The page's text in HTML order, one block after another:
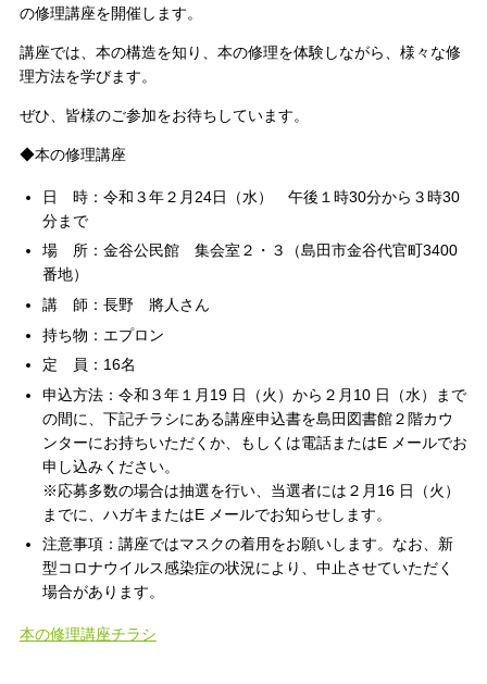
の修理講座を開催します。
講座では、本の構造を知り、本の修理を体験しながら、様々な修
理方法を学びます。
ぜひ、皆様のご参加をお待ちしています。
◆本の修理講座
日 時：令和３年２月24日（水） 午後１時30分から３時30
分まで
場 所：金谷公民館 集会室２・３（島田市金谷代官町3400
番地）
講 師：長野 將人さん
持ち物：エプロン
定 員：16名
申込方法：令和３年１月19 日（火）から２月10 日（水）まで
の間に、下記チラシにある講座申込書を島田図書館２階カウ
ンターにお持ちいただくか、もしくは電話またはE メールでお
申し込みください。
※応募多数の場合は抽選を行い、当選者には２月16 日（火）
までに、ハガキまたはE メールでお知らせします。
注意事項：講座ではマスクの着用をお願いします。なお、新
型コロナウイルス感染症の状況により、中止させていただく
場合があります。
本の修理講座チラシ